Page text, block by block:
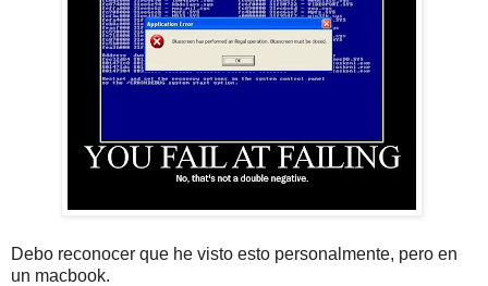
Debo reconocer que he visto esto personalmente, pero en
un macbook.